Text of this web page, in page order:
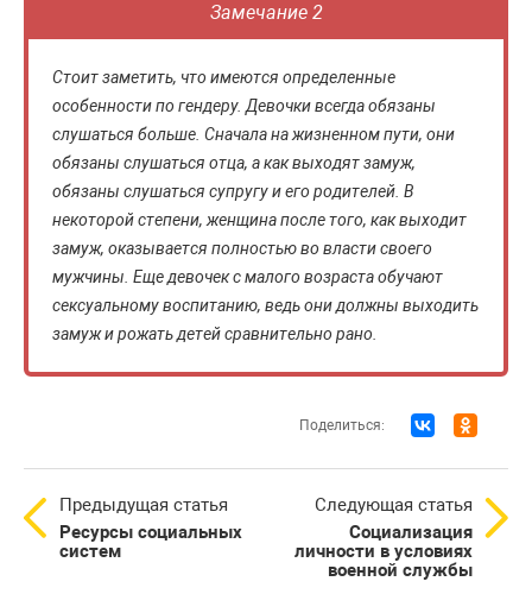
Замечание 2
Стоит заметить, что имеются определенные
особенности по гендеру. Девочки всегда обязаны
слушаться больше. Сначала на жизненном пути, они
обязаны слушаться отца, а как выходят замуж,
обязаны слушаться супругу и его родителей. В
некоторой степени, женщина после того, как выходит
замуж, оказывается полностью во власти своего
мужчины. Еще девочек с малого возраста обучают
сексуальному воспитанию, ведь они должны выходить
замуж и рожать детей сравнительно рано.
Поделиться:
Предыдущая статья
Ресурсы социальных
систем
Следующая статья
Социализация
личности в условиях
военной службы